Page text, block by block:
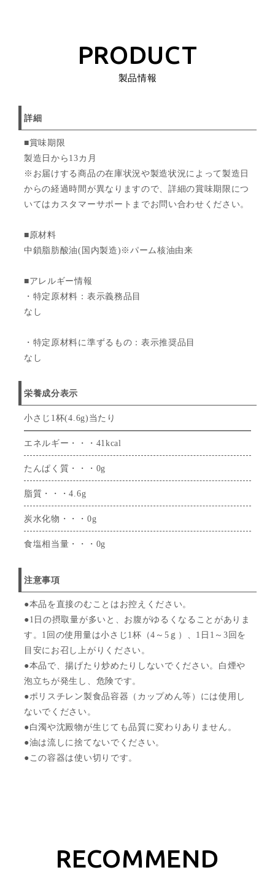
PRODUCT
製品情報
詳細
■賞味期限
製造日から13カ月
※お届けする商品の在庫状況や製造状況によって製造日
からの経過時間が異なりますので、詳細の賞味期限につ
いてはカスタマーサポートまでお問い合わせください。
■原材料
中鎖脂肪酸油(国内製造)※パーム核油由来
■アレルギー情報
・特定原材料：表示義務品目
なし
・特定原材料に準ずるもの：表示推奨品目
なし
栄養成分表示
小さじ1杯(4.6g)当たり
エネルギー・・・41kcal
たんぱく質・・・0g
脂質・・・4.6g
炭水化物・・・0g
食塩相当量・・・0g
注意事項
●本品を直接のむことはお控えください。
●1日の摂取量が多いと、お腹がゆるくなることがありま
す。1回の使用量は小さじ1杯（4～5ｇ）、1日1～3回を
目安にお召し上がりください。
●本品で、揚げたり炒めたりしないでください。白煙や
泡立ちが発生し、危険です。
●ポリスチレン製食品容器（カップめん等）には使用し
ないでください。
●白濁や沈殿物が生じても品質に変わりありません。
●油は流しに捨てないでください。
●この容器は使い切りです。